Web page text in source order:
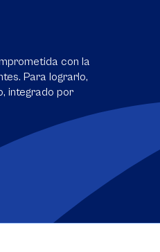
con la
Para lograrlo,
integrado por